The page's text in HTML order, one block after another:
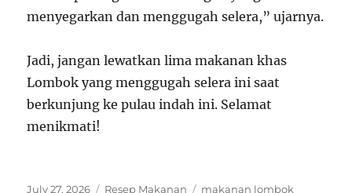
menyegarkan dan menggugah selera,” ujarnya.
Jadi, jangan lewatkan lima makanan khas
Lombok yang menggugah selera ini saat
berkunjung ke pulau indah ini. Selamat
menikmati!
Posted
July 27, 2026 Categories
Resep Makanan Tags
makanan lombok